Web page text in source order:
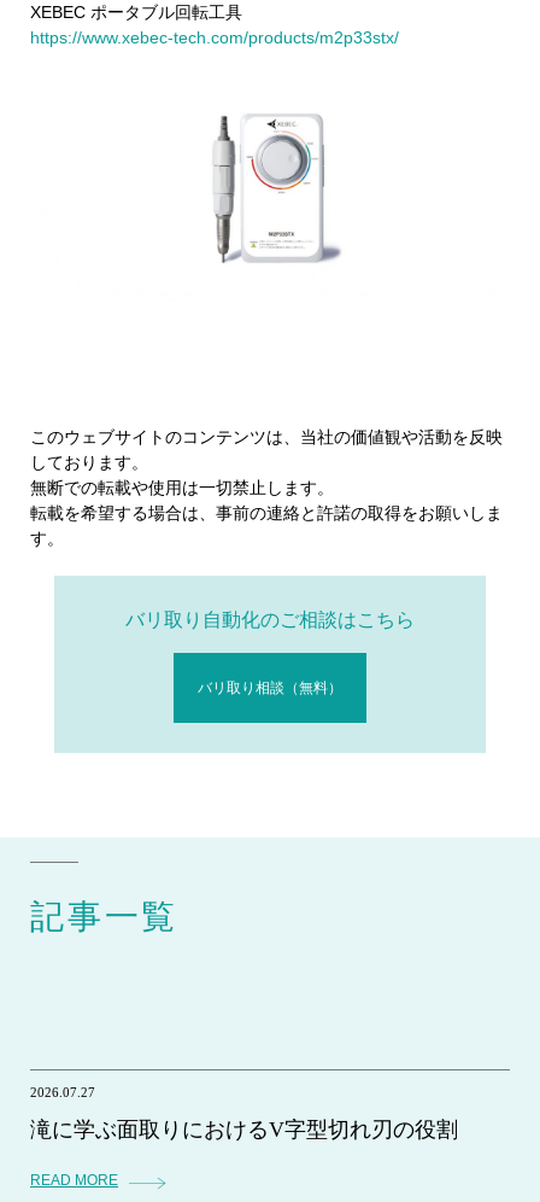
XEBEC ポータブル回転工具
https://www.xebec-tech.com/products/m2p33stx/
このウェブサイトのコンテンツは、当社の価値観や活動を反映
しております。
無断での転載や使用は一切禁止します。
転載を希望する場合は、事前の連絡と許諾の取得をお願いしま
す。
バリ取り自動化のご相談はこちら
バリ取り相談（無料）
記事一覧
2026.07.27
滝に学ぶ面取りにおけるV字型切れ刃の役割
READ MORE